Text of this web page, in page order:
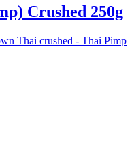
Crushed 250g
Thai crushed - Thai Pimp